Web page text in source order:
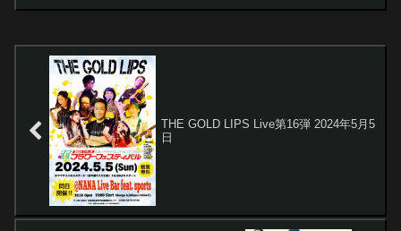
THE GOLD LIPS Live第16弾 2024年5月5
日